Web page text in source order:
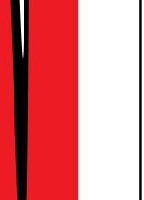
för
kan levereras